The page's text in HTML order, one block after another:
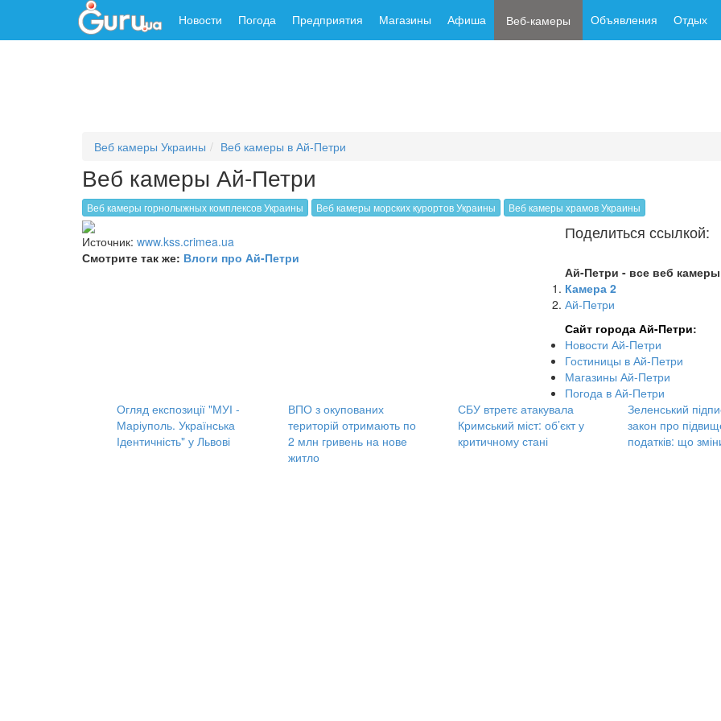
Новости Погода Предприятия Магазины Афиша Веб-камеры Объявления Отдых
Веб камеры Украины Веб камеры в Ай-Петри
Веб камеры Ай-Петри
Веб камеры горнолыжных комплексов Украины Веб камеры морских курортов Украины Веб камеры храмов Украины
Источник: www.kss.crimea.ua
Смотрите так же: Влоги про Ай-Петри
Поделиться ссылкой:
Ай-Петри - все веб
Камера 2
Ай-Петри
Сайт города Ай-Петри:
Новости Ай-Петри
Гостиницы в Ай-Петри
Магазины Ай-Петри
Погода в Ай-Петри
Огляд експозиції "МУІ -
Маріуполь. Українська
Ідентичність" у Львові
ВПО з окупованих
територій отримають по
2 млн гривень на нове
житло
СБУ втретє атакувала
Кримський міст: об’єкт у
критичному стані
Зеленський
закон про
податків: що